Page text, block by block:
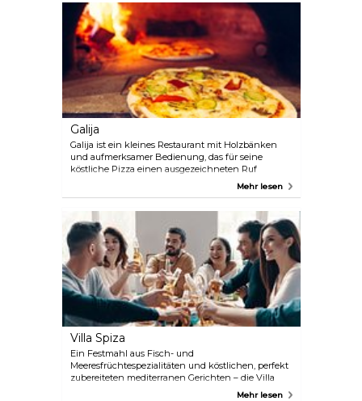
Sommernächten verleiht die Terrasse des
Restaurants dem Abend eine magische Note.
Galija
Galija ist ein kleines Restaurant mit Holzbänken
und aufmerksamer Bedienung, das für seine
köstliche Pizza einen ausgezeichneten Ruf
genießt. Es befindet sich im westlichen Teil der
Mehr lesen
Villa Spiza
Ein Festmahl aus Fisch- und
Meeresfrüchtespezialitäten und köstlichen, perfekt
zubereiteten mediterranen Gerichten – die Villa
Spiza bietet eine umfassende Kostprobe derMehr lesen